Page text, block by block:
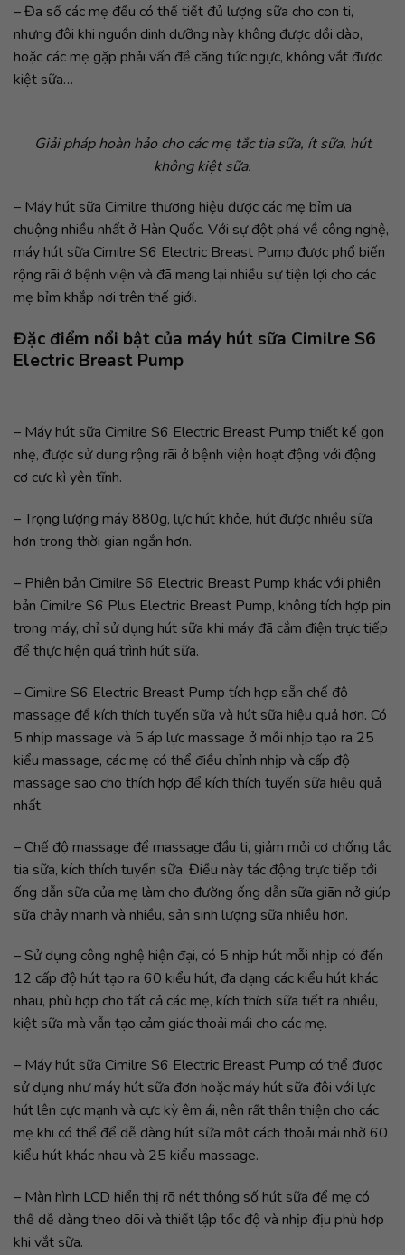
– Đa số các mẹ đều có thể tiết đủ lượng sữa cho con ti,
nhưng đôi khi nguồn dinh dưỡng này không được dồi dào,
hoặc các mẹ gặp phải vấn đề căng tức ngực, không vắt được
kiệt sữa…
Giải pháp hoàn hảo cho các mẹ tắc tia sữa, ít sữa, hút
không kiệt sữa.
– Máy hút sữa Cimilre thương hiệu được các mẹ bỉm ưa
chuộng nhiều nhất ở Hàn Quốc. Với sự đột phá về công nghệ,
máy hút sữa Cimilre S6 Electric Breast Pump được phổ biến
rộng rãi ở bệnh viện và đã mang lại nhiều sự tiện lợi cho các
mẹ bỉm khắp nơi trên thế giới.
Đặc điểm nổi bật của máy hút sữa Cimilre S6
Electric Breast Pump
– Máy hút sữa Cimilre S6 Electric Breast Pump thiết kế gọn
nhẹ, được sử dụng rộng rãi ở bệnh viện hoạt động với động
cơ cực kì yên tĩnh.
– Trọng lượng máy 880g, lực hút khỏe, hút được nhiều sữa
hơn trong thời gian ngắn hơn.
– Phiên bản Cimilre S6 Electric Breast Pump khác với phiên
bản Cimilre S6 Plus Electric Breast Pump, không tích hợp pin
trong máy, chỉ sử dụng hút sữa khi máy đã cắm điện trực tiếp
để thực hiện quá trình hút sữa.
– Cimilre S6 Electric Breast Pump tích hợp sẵn chế độ
massage để kích thích tuyến sữa và hút sữa hiệu quả hơn. Có
5 nhịp massage và 5 áp lực massage ở mỗi nhịp tạo ra 25
kiểu massage, các mẹ có thể điều chỉnh nhịp và cấp độ
massage sao cho thích hợp để kích thích tuyến sữa hiệu quả
nhất.
– Chế độ massage để massage đầu ti, giảm mỏi cơ chống tắc
tia sữa, kích thích tuyến sữa. Điều này tác động trực tiếp tới
ống dẫn sữa của mẹ làm cho đường ống dẫn sữa giãn nở giúp
sữa chảy nhanh và nhiều, sản sinh lượng sữa nhiều hơn.
– Sử dụng công nghệ hiện đại, có 5 nhịp hút mỗi nhịp có đến
12 cấp độ hút tạo ra 60 kiểu hút, đa dạng các kiểu hút khác
nhau, phù hợp cho tất cả các mẹ, kích thích sữa tiết ra nhiều,
kiệt sữa mà vẫn tạo cảm giác thoải mái cho các mẹ.
– Máy hút sữa Cimilre S6 Electric Breast Pump có thể được
sử dụng như máy hút sữa đơn hoặc máy hút sữa đôi với lực
hút lên cực mạnh và cực kỳ êm ái, nên rất thân thiện cho các
mẹ khi có thể để dễ dàng hút sữa một cách thoải mái nhờ 60
kiểu hút khác nhau và 25 kiểu massage.
– Màn hình LCD hiển thị rõ nét thông số hút sữa để mẹ có
thể dễ dàng theo dõi và thiết lập tốc độ và nhịp địu phù hợp
khi vắt sữa.